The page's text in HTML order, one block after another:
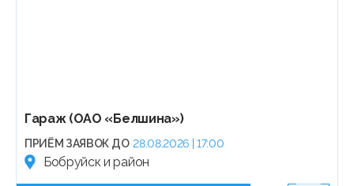
Гараж (ОАО «Белшина»)
ПРИЁМ ЗАЯВОК ДО 28.08.2026 | 17:00
Бобруйск и район